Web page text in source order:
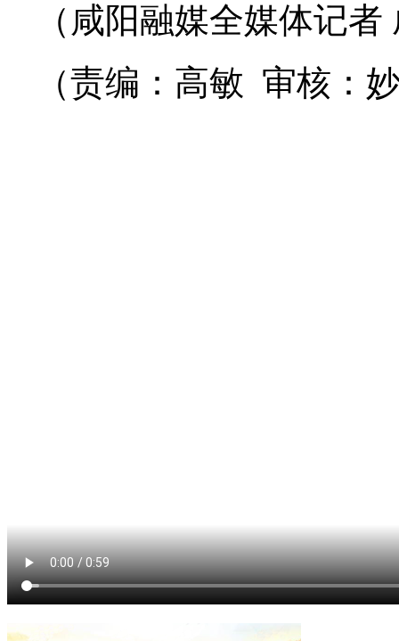
（咸阳融媒全媒体记
（责编：高敏 审核：